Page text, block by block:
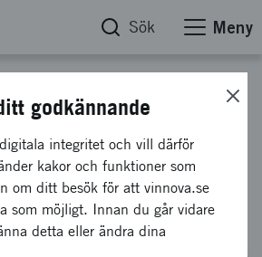
Sök Meny
för hållbara
godkännande
integritet och vill därför
kakor och funktioner som
om ditt besök för att vinnova.se
som möjligt. Innan du går vidare
detta eller ändra dina